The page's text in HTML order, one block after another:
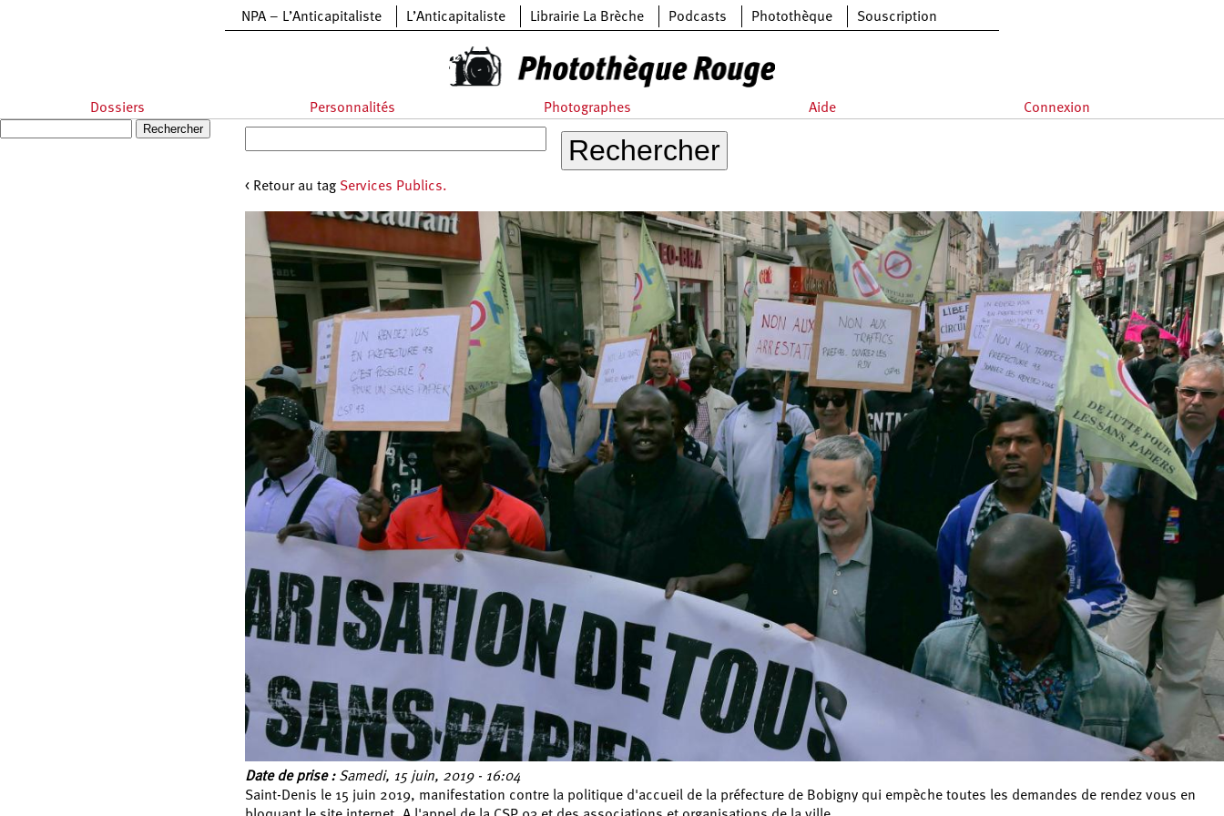
NPA – L’Anticapitaliste L’Anticapitaliste Librairie La Brèche Podcasts Photothèque Souscription
Dossiers Personnalités Photographes Aide Connexion
< Retour au tag Services Publics.
Date de prise : Samedi, 15 juin, 2019 - 16:04
Saint-Denis le 15 juin 2019, manifestation contre la politique d'accueil de la préfecture de Bobigny qui empèche toutes les demandes de rendez vous en
Formulaire de recherche